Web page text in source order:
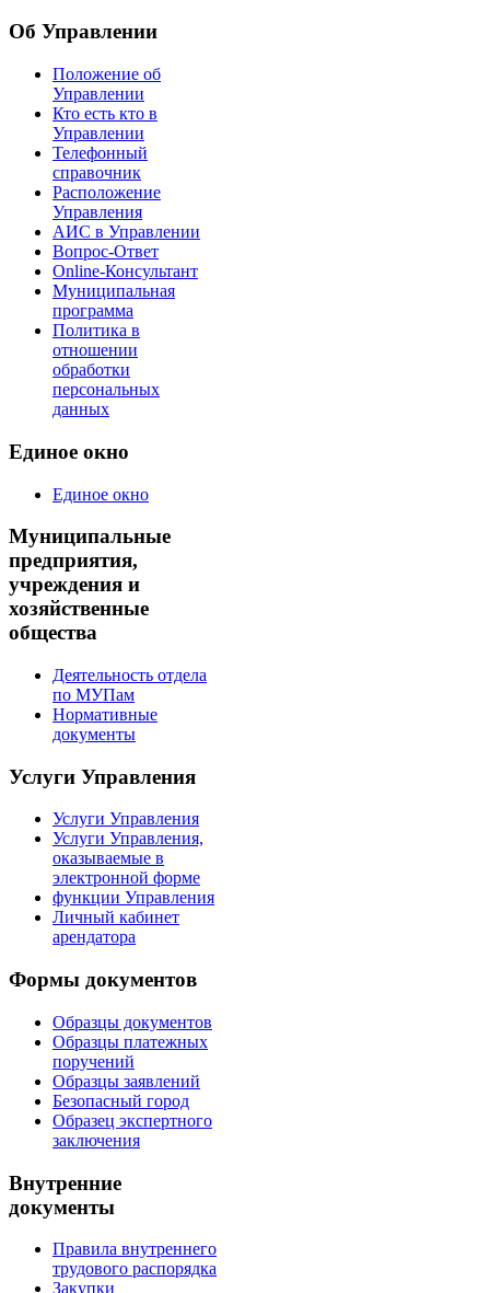
Об Управлении
Положение об
Управлении
Кто есть кто в
Управлении
Телефонный
справочник
Расположение
Управления
АИС в Управлении
Вопрос-Ответ
Online-Консультант
Муниципальная
программа
Политика в
отношении
обработки
персональных
данных
Единое окно
Единое окно
Муниципальные
предприятия,
учреждения и
хозяйственные
общества
Деятельность отдела
по МУПам
Нормативные
документы
Услуги Управления
Услуги Управления
Услуги Управления,
оказываемые в
электронной форме
функции Управления
Личный кабинет
арендатора
Формы документов
Образцы документов
Образцы платежных
поручений
Образцы заявлений
Безопасный город
Образец экспертного
заключения
Внутренние
документы
Правила внутреннего
трудового распорядка
Закупки